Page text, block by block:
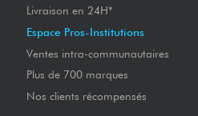
Livraison en 24H*
Espace Pros-Institutions
Ventes intra-communautaires
Plus de 700 marques
Nos clients récompensés